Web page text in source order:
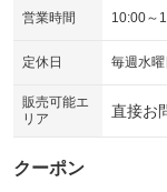
営業時間 10:00～
定休日 毎週水曜
販売可能エ
リア
直接お
クーポン